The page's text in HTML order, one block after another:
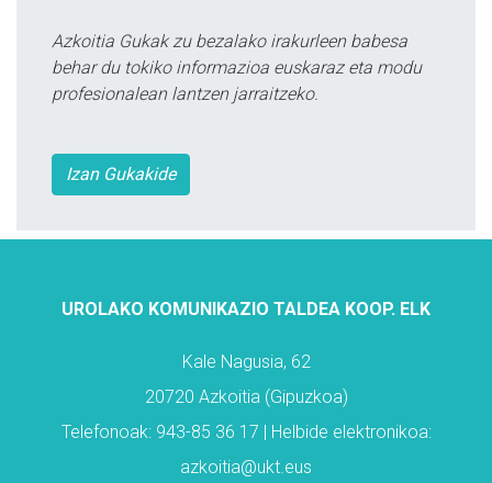
Azkoitia Gukak zu bezalako irakurleen babesa
behar du tokiko informazioa euskaraz eta modu
profesionalean lantzen jarraitzeko.
Izan Gukakide
UROLAKO KOMUNIKAZIO TALDEA KOOP. ELK
Kale Nagusia, 62
20720 Azkoitia (Gipuzkoa)
Telefonoak: 943-85 36 17 | Helbide elektronikoa:
azkoitia@ukt.eus